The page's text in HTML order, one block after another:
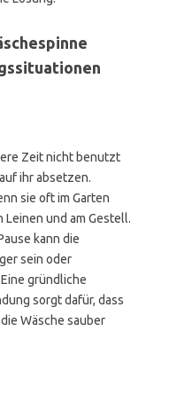
Zeit nicht benutzt
ihr absetzen.
sie oft im Garten
und am Gestell.
kann die
sein oder
gründliche
sorgt dafür, dass
Wäsche sauber